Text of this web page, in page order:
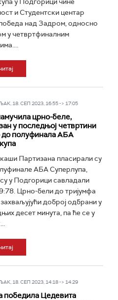
и Студентски центар
над Задром, односно
у четвртфиналним
18. СЕП 2023, 16:55 -> 17:05
црно-беле,
у последњој четвртини
до полуфинала АБА
Партизана пласирали су
АБА Суперлупа,
у Подгорици савладали
Црно-бели до тријумфа
доброј одбрани у
десет минута, па ће се у
18. СЕП 2023, 14:18 -> 14:29
победила Цедевита